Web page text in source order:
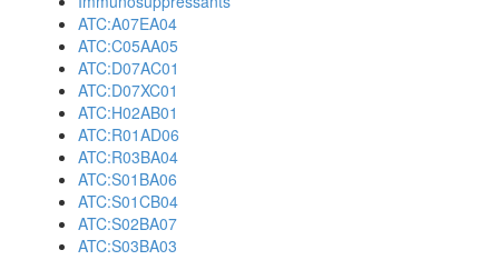
ATC:A07EA04
ATC:C05AA05
ATC:D07AC01
ATC:D07XC01
ATC:H02AB01
ATC:R01AD06
ATC:R03BA04
ATC:S01BA06
ATC:S01CB04
ATC:S02BA07
ATC:S03BA03